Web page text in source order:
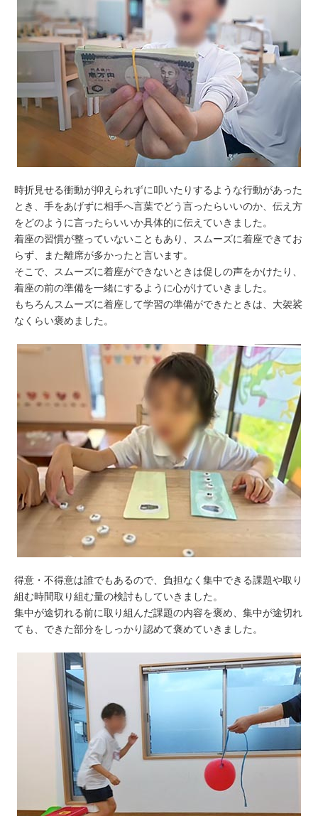
時折見せる衝動が抑えられずに叩いたりするような行動があった
とき、手をあげずに相手へ言葉でどう言ったらいいのか、伝え方
をどのように言ったらいいか具体的に伝えていきました。
着座の習慣が整っていないこともあり、スムーズに着座できてお
らず、また離席が多かったと言います。
そこで、スムーズに着座ができないときは促しの声をかけたり、
着座の前の準備を一緒にするように心がけていきました。
もちろんスムーズに着座して学習の準備ができたときは、大袈裟
なくらい褒めました。
得意・不得意は誰でもあるので、負担なく集中できる課題や取り
組む時間取り組む量の検討もしていきました。
集中が途切れる前に取り組んだ課題の内容を褒め、集中が途切れ
ても、できた部分をしっかり認めて褒めていきました。